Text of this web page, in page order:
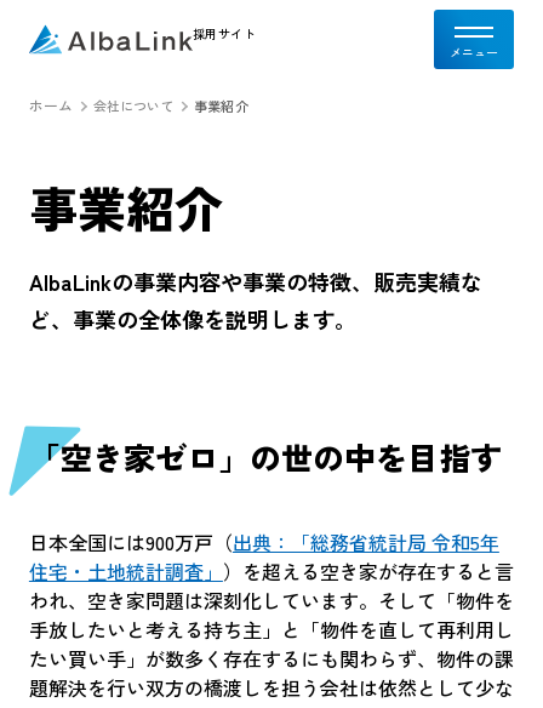
採用サイト
ホーム 会社について 事業紹介
事業紹介
AlbaLinkの事業内容や事業の特徴、販売実績な
ど、事業の全体像を説明します。
「空き家ゼロ」の世の中を目指す
日本全国には900万戸（出典：「総務省統計局 令和5年
住宅・土地統計調査」 ）を超える空き家が存在すると言
われ、空き家問題は深刻化しています。そして「物件を
手放したいと考える持ち主」と「物件を直して再利用し
たい買い手」が数多く存在するにも関わらず、物件の課
題解決を行い双方の橋渡しを担う会社は依然として少な